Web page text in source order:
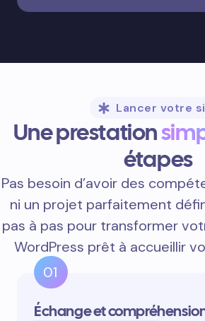
Lancer votre
Une prestation
étapes
Pas besoin d’avoir des
ni un projet parfaitement
pas à pas pour transformer
WordPress prêt à accueillir
01
Échange et